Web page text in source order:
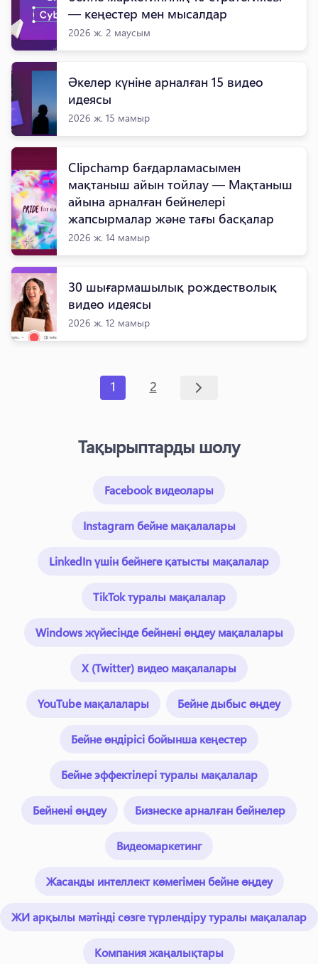
— кеңестер мен мысалдар
2026 ж. 2 маусым
Әкелер күніне арналған 15 видео
идеясы
2026 ж. 15 мамыр
Clipchamp бағдарламасымен
мақтаныш айын тойлау — Мақтаныш
айына арналған бейнелері
жапсырмалар және тағы басқалар
2026 ж. 14 мамыр
30 шығармашылық рождестволық
видео идеясы
2026 ж. 12 мамыр
1 2
Тақырыптарды шолу
Facebook видеолары
Instagram бейне мақалалары
LinkedIn үшін бейнеге қатысты мақалалар
TikTok туралы мақалалар
Windows жүйесінде бейнені өңдеу мақалалары
X (Twitter) видео мақалалары
YouTube мақалалары Бейне дыбыс өңдеу
Бейне өндірісі бойынша кеңестер
Бейне эффектілері туралы мақалалар
Бейнені өңдеу Бизнеске арналған бейнелер
Видеомаркетинг
Жасанды интеллект көмегімен бейне өңдеу
ЖИ арқылы мәтінді сөзге түрлендіру туралы мақалалар
Компания жаңалықтары